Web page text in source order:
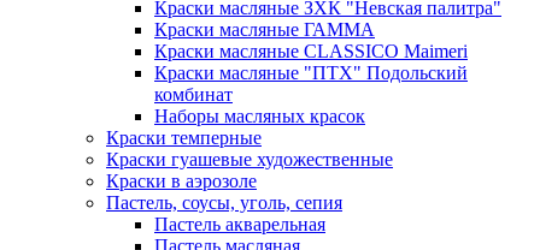
Краски масляные ЗХК "Невская палитра"
Краски масляные ГАММА
Краски масляные CLASSICO Maimeri
Краски масляные "ПТХ" Подольский
комбинат
Наборы масляных красок
Краски темперные
Краски гуашевые художественные
Краски в аэрозоле
Пастель, соусы, уголь, сепия
Пастель акварельная
Пастель масляная